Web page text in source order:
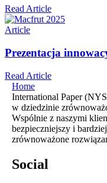
Read Article
Article
Prezentacja
Read Article
Home
International Paper
w dziedzinie
Wspólnie z naszymi
bezpieczniejszy i
zrównoważone
Social